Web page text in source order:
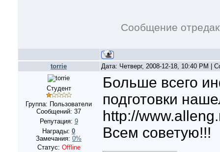
Сообщение
torrie Дата: Четверг, 2008-12-18, 10:40 PM |
Студент
Группа: Пользователи
Сообщений: 37
Репутация: 9
Награды: 0
Замечания: 0%
Статус: Offline
Больше всего
подготовки
http://
Всем советую!!!